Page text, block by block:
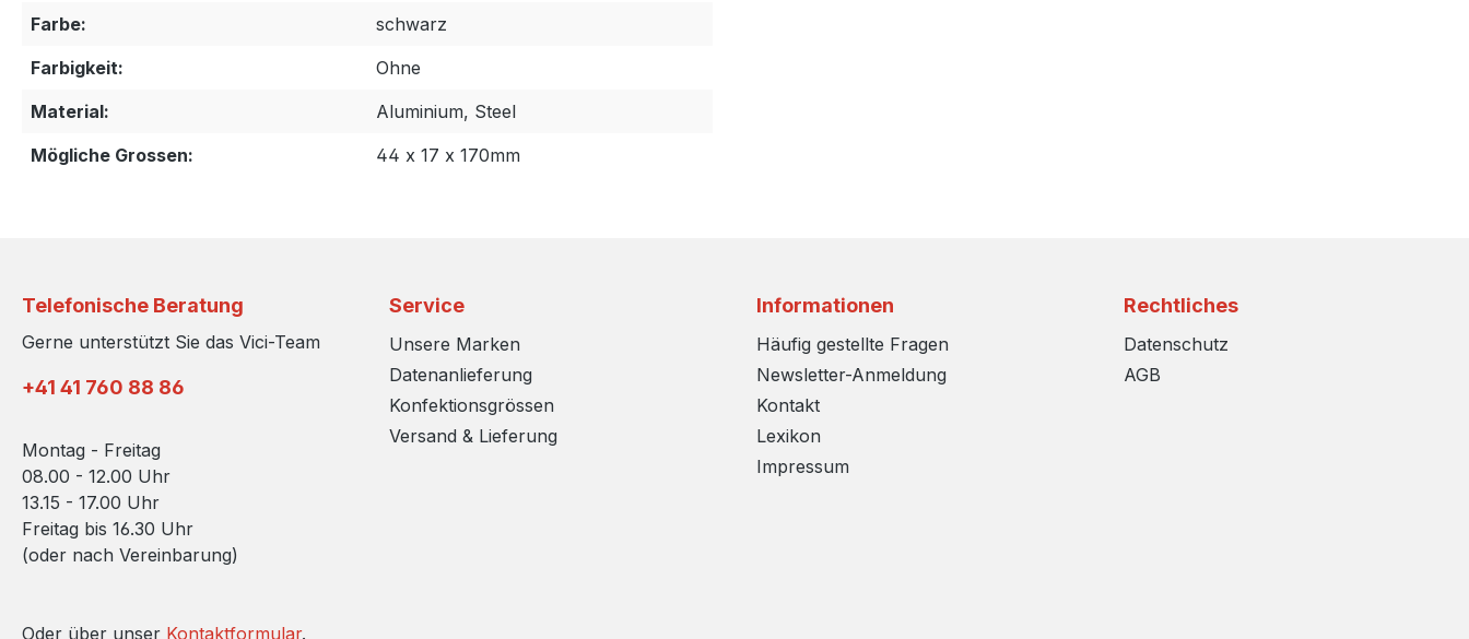
Farbe:
schwarz
Farbigkeit:
Ohne
Material:
Aluminium, Steel
Mögliche Grossen:
44 x 17 x 170mm
Telefonische Beratung
Gerne unterstützt Sie das Vici-Team
+41 41 760 88 86
Montag - Freitag
08.00 - 12.00 Uhr
13.15 - 17.00 Uhr
Freitag bis 16.30 Uhr
(oder nach Vereinbarung)
Oder über unser Kontaktformular.
Service
Unsere Marken
Datenanlieferung
Konfektionsgrössen
Versand & Lieferung
Informationen
Häufig gestellte Fragen
Newsletter-Anmeldung
Kontakt
Lexikon
Impressum
Rechtliches
Datenschutz
AGB